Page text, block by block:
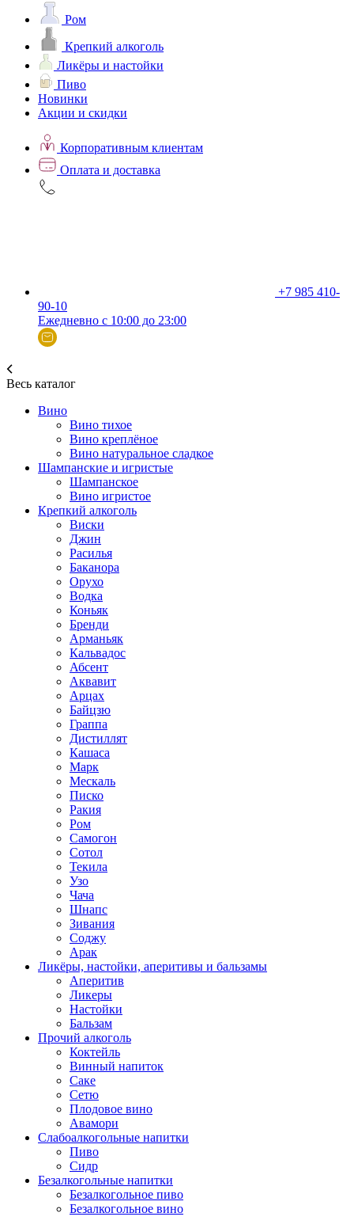
Ром
Крепкий алкоголь
Ликёры и настойки
Пиво
Новинки
Акции и скидки
Корпоративным клиентам
Оплата и доставка
+7 985 410-
90-10
Ежедневно с 10:00 до 23:00
Весь каталог
Вино
Вино тихое
Вино креплёное
Вино натуральное сладкое
Шампанские и игристые
Шампанское
Вино игристое
Крепкий алкоголь
Виски
Джин
Расилья
Баканора
Орухо
Водка
Коньяк
Бренди
Арманьяк
Кальвадос
Абсент
Аквавит
Арцах
Байцзю
Граппа
Дистиллят
Кашаса
Марк
Мескаль
Писко
Ракия
Ром
Самогон
Сотол
Текила
Узо
Чача
Шнапс
Зивания
Соджу
Арак
Ликёры, настойки, аперитивы и бальзамы
Аперитив
Ликеры
Настойки
Бальзам
Прочий алкоголь
Коктейль
Винный напиток
Саке
Сетю
Плодовое вино
Авамори
Слабоалкогольные напитки
Пиво
Сидр
Безалкогольные напитки
Безалкогольное пиво
Безалкогольное вино